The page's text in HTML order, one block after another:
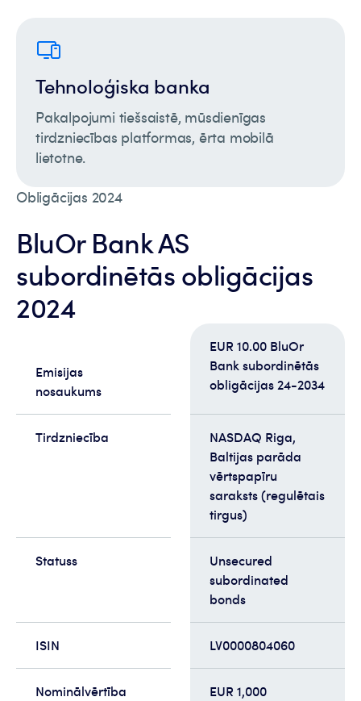
Tehnoloģiska banka
Pakalpojumi tiešsaistē, mūsdienīgas
tirdzniecības platformas, ērta mobilā
lietotne.
Obligācijas 2024
BluOr Bank AS
subordinētās obligācijas
2024
Emisijas
nosaukums
EUR 10.00 BluOr
Bank subordinētās
obligācijas 24-2034
Tirdzniecība
NASDAQ Riga,
Baltijas parāda
vērtspapīru
saraksts (regulētais
tirgus)
Statuss
Unsecured
subordinated
bonds
ISIN LV0000804060
Nominālvērtība EUR 1,000